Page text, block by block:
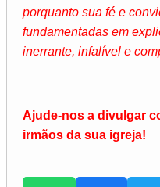
porquanto sua fé e
fundamentadas em
inerrante, infalível e
Ajude-nos a divulgar
irmãos da sua igreja!